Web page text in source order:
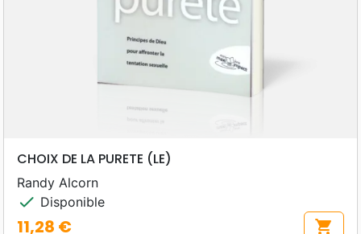
CHOIX DE LA PURETE (LE)
Randy Alcorn
check Disponible
11,28 € shopping_cart